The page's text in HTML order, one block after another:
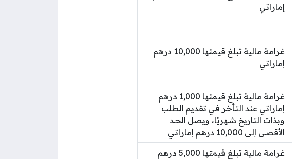
إماراتي
غرامة مالية تبلغ قيمتها 10,000 درهم
إماراتي
غرامة مالية تبلغ قيمتها 1,000 درهم
إماراتي عند التأخر في تقديم الطلب
وبذات التاريخ شهريًا، ويصل الحد
الأقصى إلى 10,000 درهم إماراتي
غرامة مالية تبلغ قيمتها 5,000 درهم